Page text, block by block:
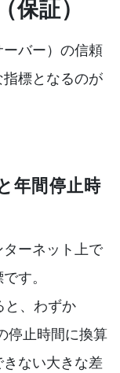
証）
バー）の信頼
標となるのが
年間停止時
ーネット上で
す。
と、わずか
停止時間に換算
ない大きな差